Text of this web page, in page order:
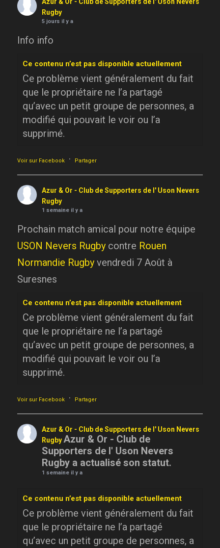
Azur & Or - Club de Supporters de l' Uson Nevers
Rugby
5 jours il y a
Info info
Ce contenu n’est pas disponible actuellement
Ce problème vient généralement du fait
que le propriétaire ne l’a partagé
qu’avec un petit groupe de personnes, a
modifié qui pouvait le voir ou l’a
supprimé.
Voir sur Facebook · Partager
Azur & Or - Club de Supporters de l' Uson Nevers
Rugby
1 semaine il y a
Prochain match amical pour notre équipe
USON Nevers Rugby contre Rouen
Normandie Rugby vendredi 7 Août à
Suresnes
Ce contenu n’est pas disponible actuellement
Ce problème vient généralement du fait
que le propriétaire ne l’a partagé
qu’avec un petit groupe de personnes, a
modifié qui pouvait le voir ou l’a
supprimé.
Voir sur Facebook · Partager
Azur & Or - Club de Supporters de l' Uson Nevers
RugbyAzur & Or - Club de
Supporters de l' Uson Nevers
Rugby a actualisé son statut.
1 semaine il y a
Ce contenu n’est pas disponible actuellement
Ce problème vient généralement du fait
que le propriétaire ne l’a partagé
qu’avec un petit groupe de personnes, a